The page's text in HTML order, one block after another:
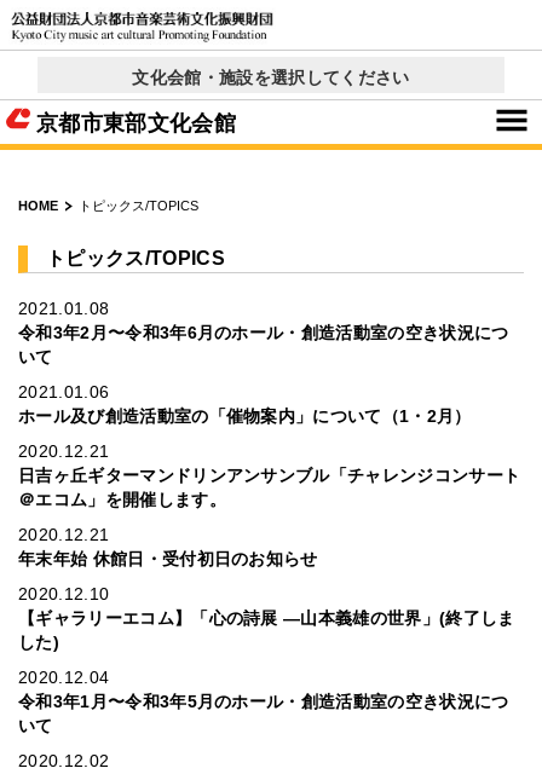
文化会館・施設を選択してください
京都コンサートホール
東部文化会館
呉竹文化センター
西文化会館ウエスティ
北文化会館
右京ふれあい文化会館
ロームシアター京都
京都市東部文化会館
HOME トピックス/TOPICS
トピックス/TOPICS
2021.01.08
令和3年2月〜令和3年6月のホール・創造活動室の空き状況につ
いて
2021.01.06
ホール及び創造活動室の「催物案内」について（1・2月）
2020.12.21
日吉ヶ丘ギターマンドリンアンサンブル「チャレンジコンサート
＠エコム」を開催します。
2020.12.21
年末年始 休館日・受付初日のお知らせ
2020.12.10
【ギャラリーエコム】「心の詩展 ―山本義雄の世界」(終了しま
した)
2020.12.04
令和3年1月〜令和3年5月のホール・創造活動室の空き状況につ
いて
2020.12.02